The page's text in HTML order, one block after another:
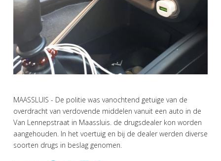
MAASSLUIS - De politie was vanochtend getuige van de
overdracht van verdovende middelen vanuit een auto in de
Van Lennepstraat in Maassluis. de drugsdealer kon worden
aangehouden. In het voertuig en bij de dealer werden diverse
soorten drugs in beslag genomen.